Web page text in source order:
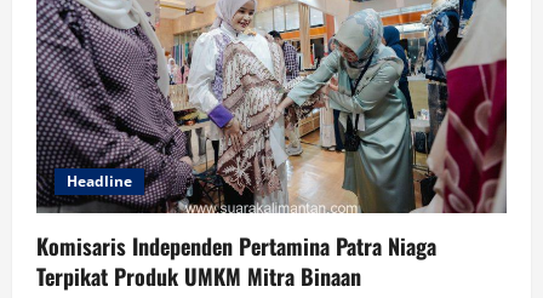
Headline
Komisaris Independen Pertamina Patra Niaga
Terpikat Produk UMKM Mitra Binaan